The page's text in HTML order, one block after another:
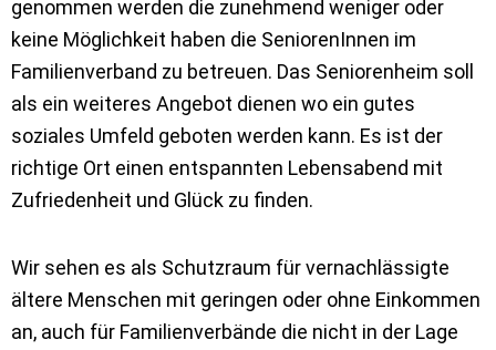
genommen werden die zunehmend weniger oder
keine Möglichkeit haben die SeniorenInnen im
Familienverband zu betreuen. Das Seniorenheim soll
als ein weiteres Angebot dienen wo ein gutes
soziales Umfeld geboten werden kann. Es ist der
richtige Ort einen entspannten Lebensabend mit
Zufriedenheit und Glück zu finden.
Wir sehen es als Schutzraum für vernachlässigte
ältere Menschen mit geringen oder ohne Einkommen
an, auch für Familienverbände die nicht in der Lage